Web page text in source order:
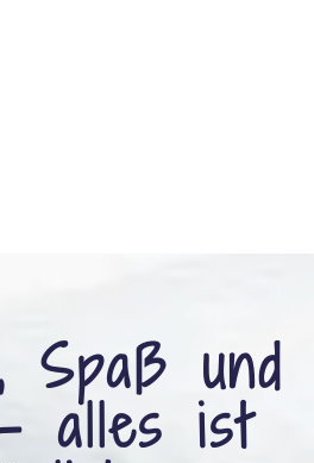
Spaß und
alles ist